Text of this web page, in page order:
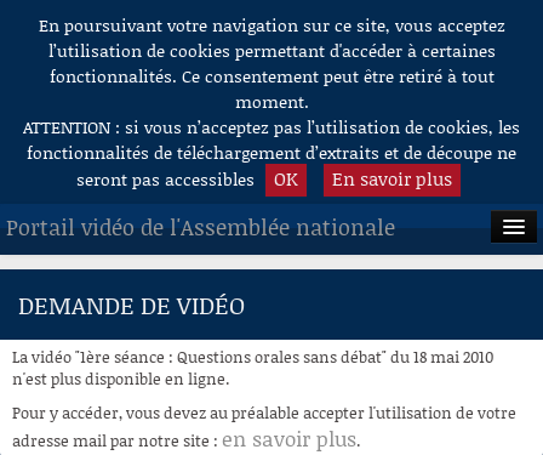
Aller au contenu
En poursuivant votre navigation sur ce site, vous acceptez
l’utilisation de cookies permettant d'accéder à certaines
fonctionnalités. Ce consentement peut être retiré à tout
moment.
ATTENTION : si vous n’acceptez pas l’utilisation de cookies, les
fonctionnalités de téléchargement d’extraits et de découpe ne
seront pas accessibles
OK En savoir plus
Portail vidéo de l'Assemblée nationale
ACCUEIL
À LA DEMANDE
RECHERCHE
DEMANDE DE VIDÉO
La vidéo "1ère séance : Questions orales sans débat" du 18 mai 2010
n'est plus disponible en ligne.
Pour y accéder, vous devez au préalable accepter l'utilisation de votre
adresse mail par notre site : en savoir plus.